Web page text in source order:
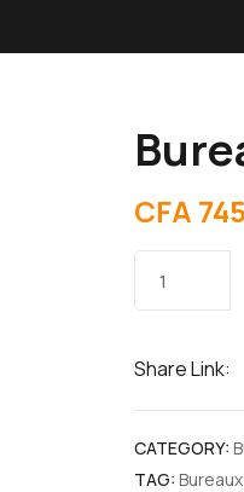
CFA
Share Link:
CATEGORY:
TAG: Bureaux